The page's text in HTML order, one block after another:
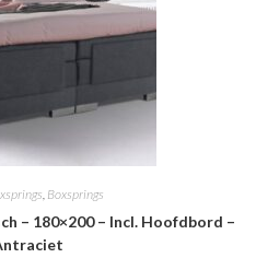
Boxsprings
– 180×200 – Incl. Hoofdbord –